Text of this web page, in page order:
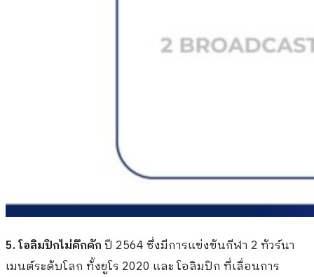
5. โอลิมปิกไม่คึกคักปี 2564 ซึ่งมีการแข่งขันกีฬา 2 ทัวร์นา
เมนต์ระดับโลก ทั้งยูโร 2020 และ โอลิมปิก ที่เลื่อนการ